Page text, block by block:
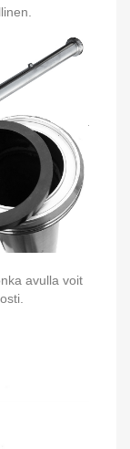
avulla voit